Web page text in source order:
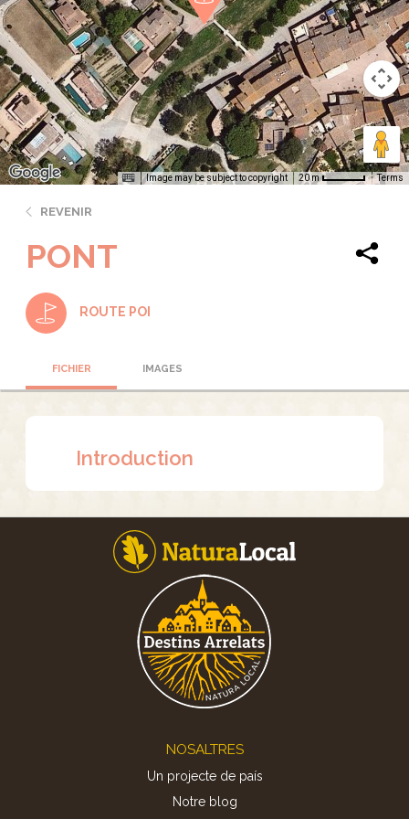
Image may be subject to copyright 20 m Terms
REVENIR
PONT
ROUTE POI
FICHIER IMAGES
Introduction
NOSALTRES
Un projecte de país
Notre blog